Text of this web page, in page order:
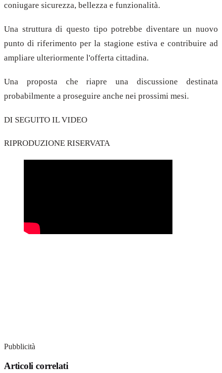
coniugare sicurezza, bellezza e funzionalità.
Una struttura di questo tipo potrebbe diventare un nuovo
punto di riferimento per la stagione estiva e contribuire ad
ampliare ulteriormente l'offerta cittadina.
Una proposta che riapre una discussione destinata
probabilmente a proseguire anche nei prossimi mesi.
DI SEGUITO IL VIDEO
RIPRODUZIONE RISERVATA
Pubblicità
Articoli correlati